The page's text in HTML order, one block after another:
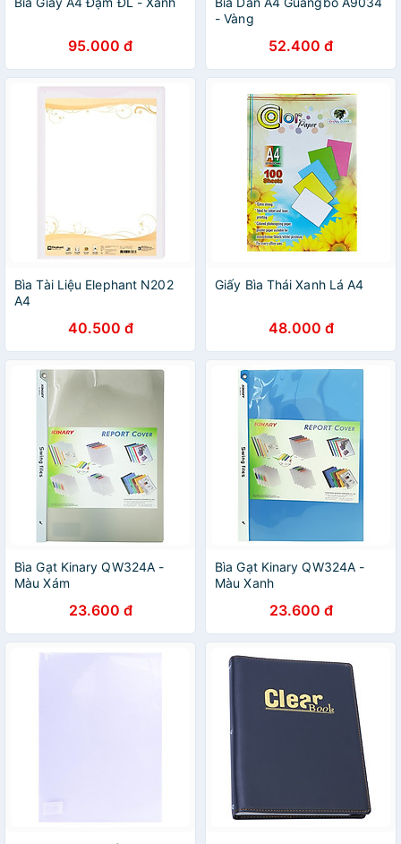
95.000 đ
- Vàng
52.400 đ
Bìa Tài Liệu Elephant N202
A4
40.500 đ
Giấy Bìa Thái Xanh Lá A4
48.000 đ
Bìa Gạt Kinary QW324A -
Màu Xám
23.600 đ
Bìa Gạt Kinary QW324A -
Màu Xanh
23.600 đ